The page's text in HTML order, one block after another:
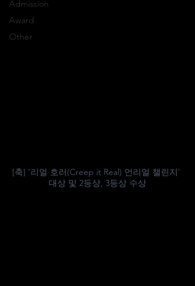
Admission
Award
Other
[축] '리얼 호러(Creep it Real) 언리얼 챌린지'
대상 및 2등상, 3등상 수상